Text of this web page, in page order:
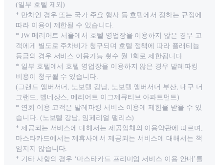
(일부 호텔 제외)
* 만차인 경우 또는 국가 주요 행사 등 호텔에서 정하는 규정에
따라 이용이 제한될 수 있습니다.
* JW 메리어트 서울에서 호텔 영업장을 이용하지 않은 경우 고
객에게 별도로 주차비가 청구되며 호텔 정책에 따라 플래티늄
등급의 경우 서비스 이용가능 횟수 월 1회로 제한됩니다
* 일부 호텔에서 호텔 영업장을 이용하지 않은 경우 발레파킹
비용이 청구될 수 있습니다.
(그랜드 앰버서더, 노보텔 강남, 노보텔 앰버서더 부산, 대구 더
그랜드, 벨네상스, 메리어트 이그제큐티브 아파트먼트)
* 연회 이용 고객은 발레파킹 서비스 이용에 제한을 받을 수 있
습니다. (노보텔 강남, 임페리얼 팰리스)
* 제공되는 서비스에 대해서는 제공업체의 이용약관에 따르며,
마스타카드에서는 제휴사에서 제공되는 서비스에 대해서는 책
임지지 않습니다.
* 기타 사항의 경우 ‘마스타카드 프리미엄 서비스 이용 안내’를